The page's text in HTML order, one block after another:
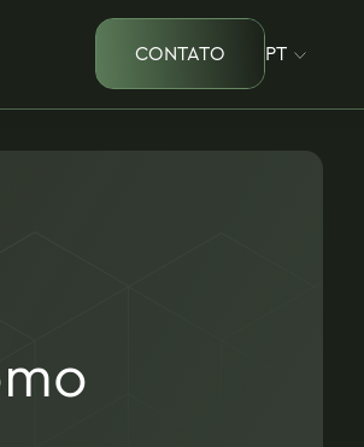
CONTATO PT